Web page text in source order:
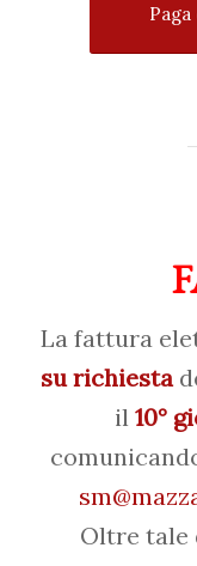
La fattura
su richiesta
il 10°
Oltre tale